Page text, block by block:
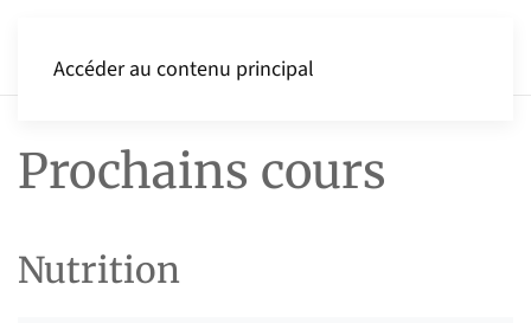
Accéder au contenu principal
Prochains cours
Nutrition